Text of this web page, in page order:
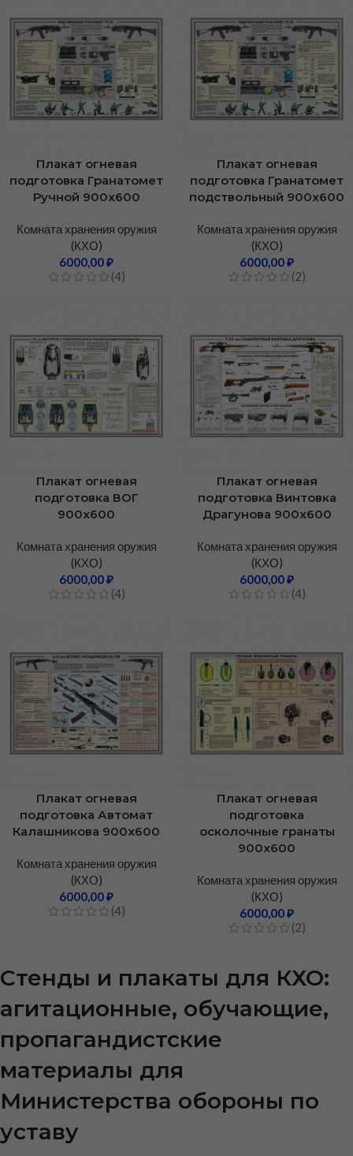
Плакат огневая
подготовка Гранатомет
Ручной 900х600
Комната хранения оружия
(КХО)
6000,00₽
(4)
Плакат огневая
подготовка Гранатомет
подствольный 900х600
Комната хранения оружия
(КХО)
6000,00₽
(2)
Плакат огневая
подготовка ВОГ
900х600
Комната хранения оружия
(КХО)
6000,00₽
(4)
Плакат огневая
подготовка Винтовка
Драгунова 900х600
Комната хранения оружия
(КХО)
6000,00₽
(4)
Плакат огневая
подготовка Автомат
Калашникова 900х600
Комната хранения оружия
(КХО)
6000,00₽
(4)
Плакат огневая
подготовка
осколочные гранаты
900х600
Комната хранения оружия
(КХО)
6000,00₽
(2)
Стенды и плакаты для КХО:
агитационные, обучающие,
пропагандистские
материалы для
Министерства обороны по
уставу